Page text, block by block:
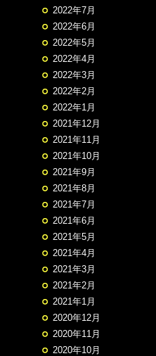
2022年7月
2022年6月
2022年5月
2022年4月
2022年3月
2022年2月
2022年1月
2021年12月
2021年11月
2021年10月
2021年9月
2021年8月
2021年7月
2021年6月
2021年5月
2021年4月
2021年3月
2021年2月
2021年1月
2020年12月
2020年11月
2020年10月